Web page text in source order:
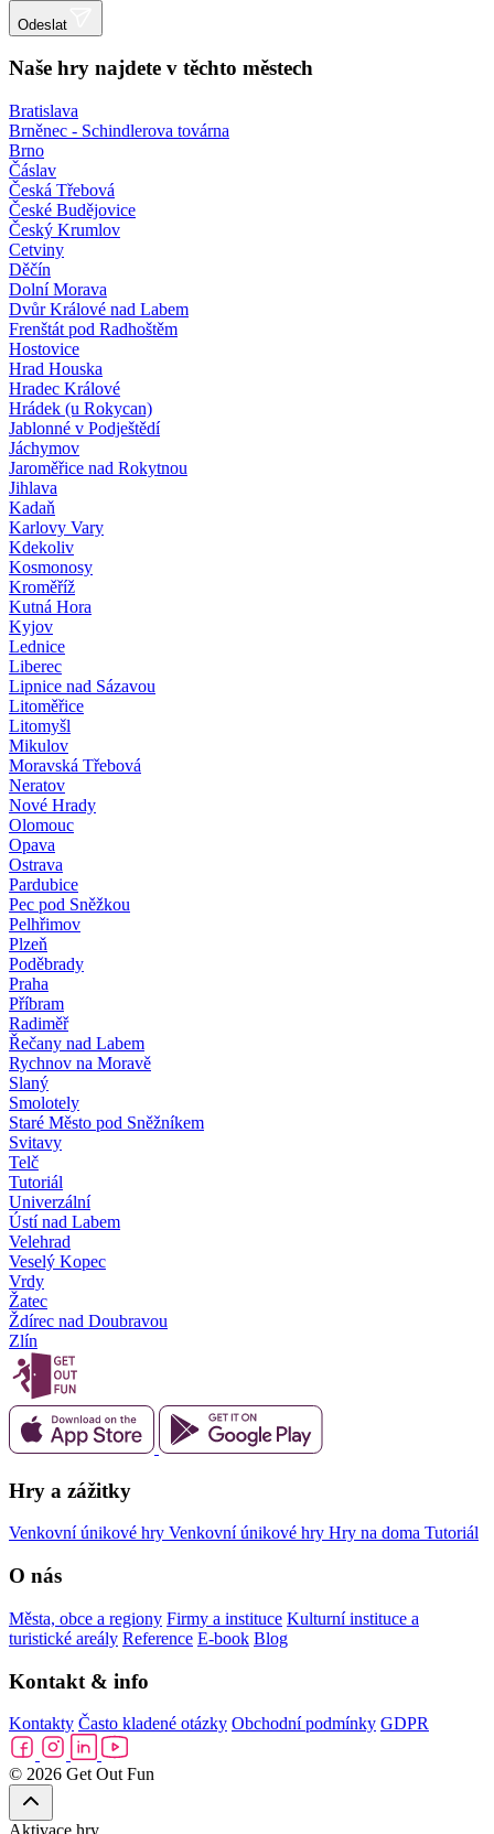
Odeslat
Naše hry najdete v těchto městech
Bratislava
Brněnec - Schindlerova továrna
Brno
Čáslav
Česká Třebová
České Budějovice
Český Krumlov
Cetviny
Děčín
Dolní Morava
Dvůr Králové nad Labem
Frenštát pod Radhoštěm
Hostovice
Hrad Houska
Hradec Králové
Hrádek (u Rokycan)
Jablonné v Podještědí
Jáchymov
Jaroměřice nad Rokytnou
Jihlava
Kadaň
Karlovy Vary
Kdekoliv
Kosmonosy
Kroměříž
Kutná Hora
Kyjov
Lednice
Liberec
Lipnice nad Sázavou
Litoměřice
Litomyšl
Mikulov
Moravská Třebová
Neratov
Nové Hrady
Olomouc
Opava
Ostrava
Pardubice
Pec pod Sněžkou
Pelhřimov
Plzeň
Poděbrady
Praha
Příbram
Radiměř
Řečany nad Labem
Rychnov na Moravě
Slaný
Smolotely
Staré Město pod Sněžníkem
Svitavy
Telč
Tutoriál
Univerzální
Ústí nad Labem
Velehrad
Veselý Kopec
Vrdy
Žatec
Ždírec nad Doubravou
Zlín
Hry a zážitky
Venkovní únikové hry Venkovní únikové hry Hry na doma Tutoriál
O nás
Města, obce a regiony Firmy a instituce Kulturní instituce a
turistické areály Reference E-book Blog
Kontakt & info
Kontakty Často kladené otázky Obchodní podmínky GDPR
© 2026 Get Out Fun